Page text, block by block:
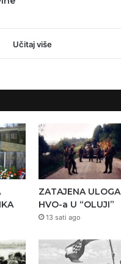
Učitaj više
ZATAJENA ULOGA
HVO-a U “OLUJI”
13 sati ago